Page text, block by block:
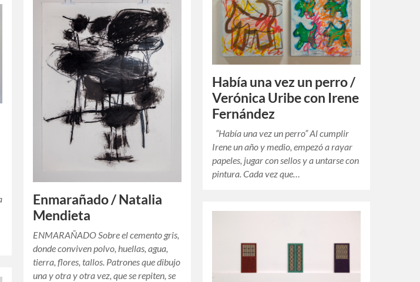
Había una vez un perro /
Verónica Uribe con Irene
Fernández
“Había una vez un perro” Al cumplir
Irene un año y medio, empezó a rayar
papeles, jugar con sellos y a untarse con
pintura. Cada vez que…
Enmarañado / Natalia
Mendieta
ENMARAÑADO Sobre el cemento gris,
donde conviven polvo, huellas, agua,
tierra, flores, tallos. Patrones que dibujo
una y otra y otra vez, que se repiten, se